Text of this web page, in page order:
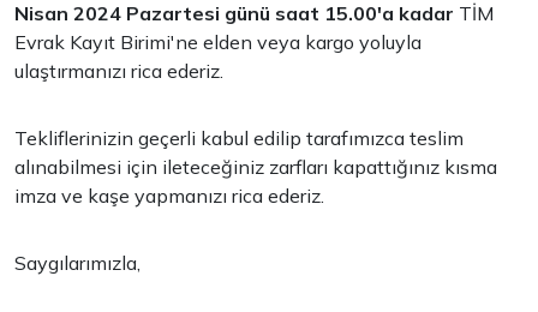
Nisan 2024 Pazartesi günü saat 15.00'a kadar TİM
Evrak Kayıt Birimi'ne elden veya kargo yoluyla
ulaştırmanızı rica ederiz.
Tekliflerinizin geçerli kabul edilip tarafımızca teslim
alınabilmesi için ileteceğiniz zarfları kapattığınız kısma
imza ve kaşe yapmanızı rica ederiz.
Saygılarımızla,